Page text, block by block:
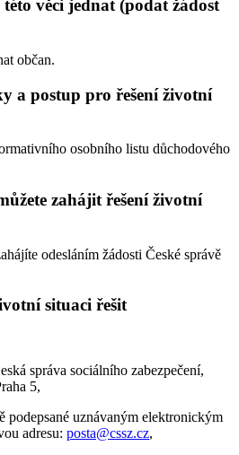
věci jednat (podat žádost
občan.
a postup pro řešení životní
osobního listu důchodového
zahájit řešení životní
odesláním žádosti České správě
situaci řešit
správa sociálního zabezpečení,
5,
podepsané uznávaným elektronickým
adresu: posta@cssz.cz,